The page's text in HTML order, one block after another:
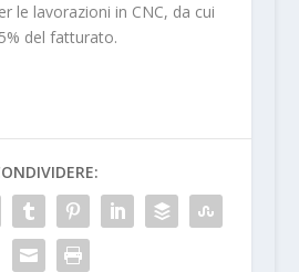
le lavorazioni in CNC, da cui
del fatturato.